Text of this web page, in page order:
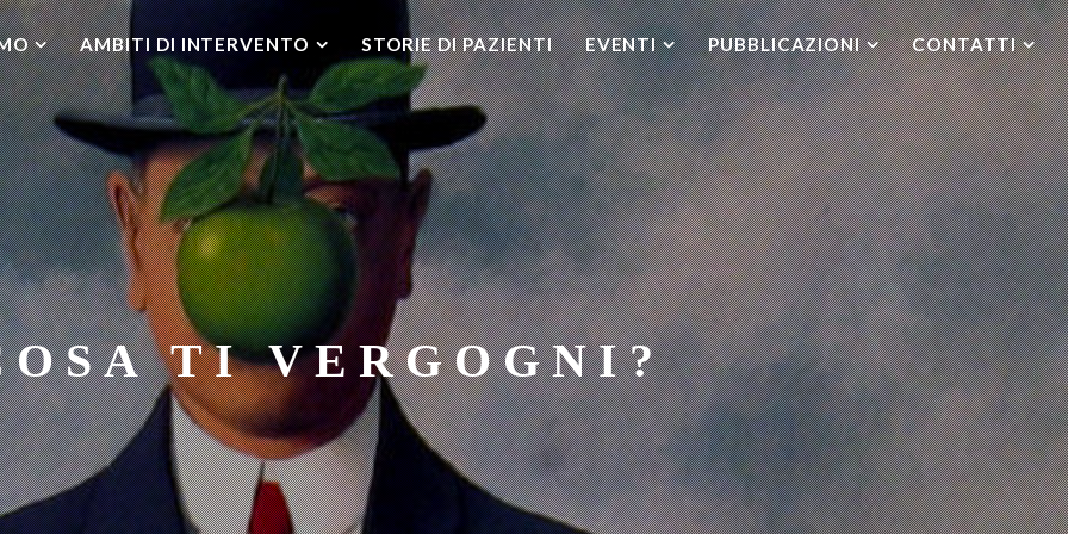
AMBITI DI INTERVENTO STORIE DI PAZIENTI EVENTI PUBBLICAZIONI CONTATTI
TI VERGOGNI?